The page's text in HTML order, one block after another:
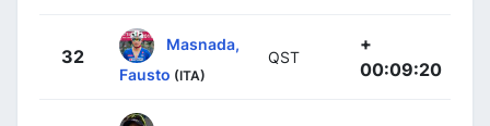
32
Masnada,
Fausto (ITA)
QST
+
00:09:20